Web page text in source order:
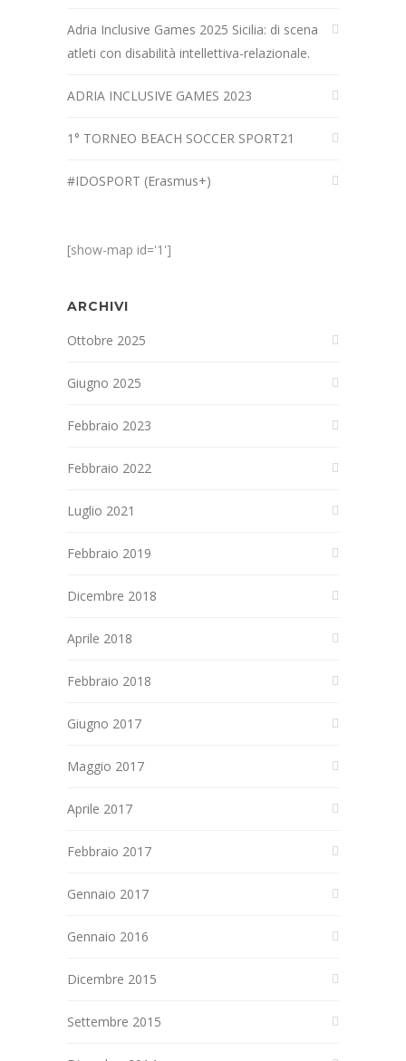
Adria Inclusive Games 2025 Sicilia: di scena
atleti con disabilità intellettiva-relazionale.
ADRIA INCLUSIVE GAMES 2023
1° TORNEO BEACH SOCCER SPORT21
#IDOSPORT (Erasmus+)
[show-map id='1']
ARCHIVI
Ottobre 2025
Giugno 2025
Febbraio 2023
Febbraio 2022
Luglio 2021
Febbraio 2019
Dicembre 2018
Aprile 2018
Febbraio 2018
Giugno 2017
Maggio 2017
Aprile 2017
Febbraio 2017
Gennaio 2017
Gennaio 2016
Dicembre 2015
Settembre 2015